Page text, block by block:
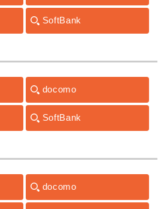
SoftBank
docomo
SoftBank
docomo